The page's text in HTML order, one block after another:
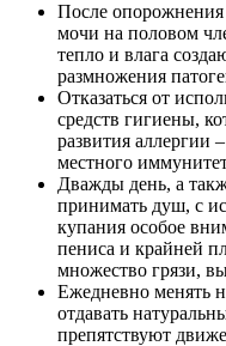
После опорожнения
мочи на половом
тепло и влага
размножения
Отказаться от
средств гигиены,
развития аллергии
местного
Дважды день, а
принимать душ, с
купания особое
пениса и крайней
множество грязи,
Ежедневно менять
отдавать
препятствуют